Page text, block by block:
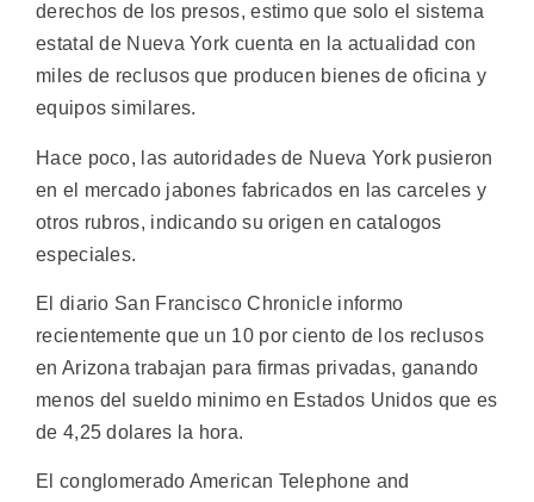
derechos de los presos, estimo que solo el sistema
estatal de Nueva York cuenta en la actualidad con
miles de reclusos que producen bienes de oficina y
equipos similares.
Hace poco, las autoridades de Nueva York pusieron
en el mercado jabones fabricados en las carceles y
otros rubros, indicando su origen en catalogos
especiales.
El diario San Francisco Chronicle informo
recientemente que un 10 por ciento de los reclusos
en Arizona trabajan para firmas privadas, ganando
menos del sueldo minimo en Estados Unidos que es
de 4,25 dolares la hora.
El conglomerado American Telephone and